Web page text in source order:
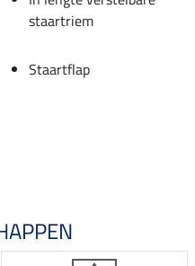
staartriem
Staartflap